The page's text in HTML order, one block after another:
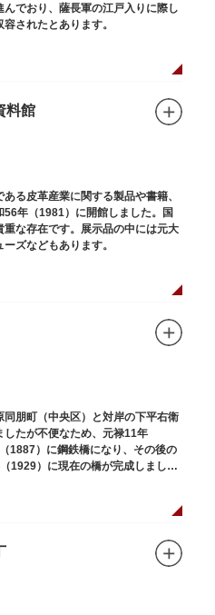
でおり、薩長軍の江戸入りに際し
されたとあります。
料館
る皮革産業に関する製品や書籍、
年（1981）に開館しました。国
な存在です。展示品の中には元大
ズなどもあります。
朋町（中央区）と対岸の下平右衛
したが不便なため、元禄11年
1887）に鋼鉄橋になり、その後の
1929）に現在の橋が完成しまし